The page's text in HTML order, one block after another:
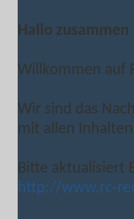
Hallo zusammen
Willkommen auf
Wir sind das
mit allen
Bitte aktualisiert
http://www.rc-